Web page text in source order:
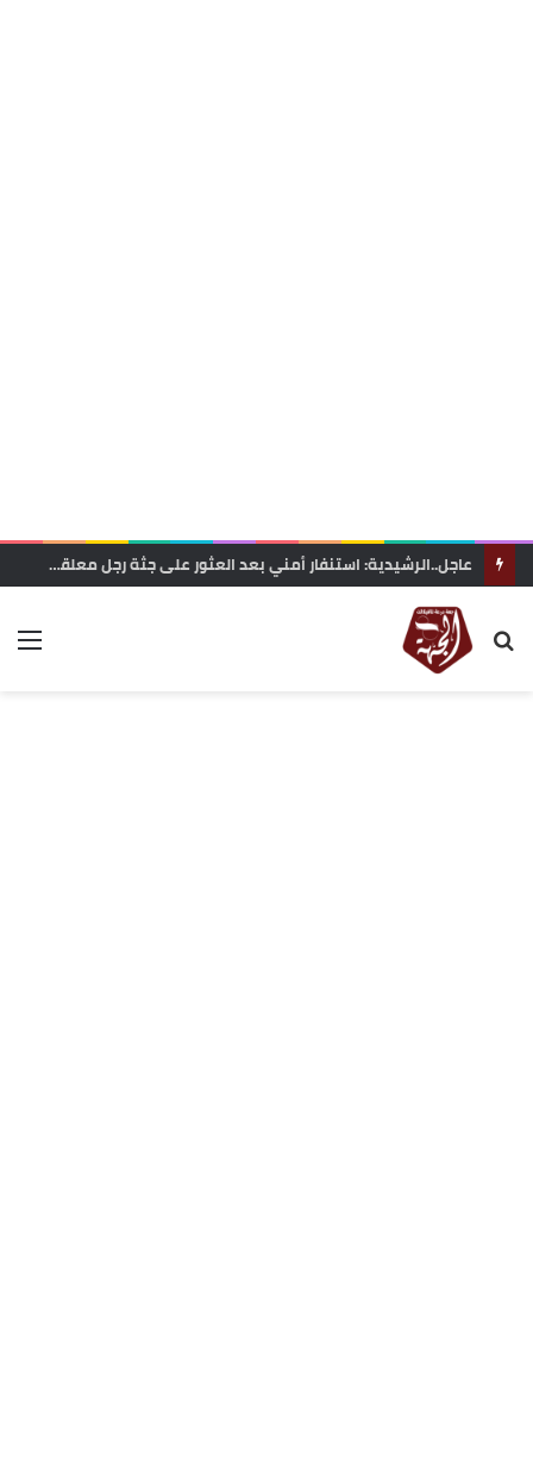
وزارة التربية الوطنية تعلن رسميا مواعيد الدخول المدرسي 2026-2027